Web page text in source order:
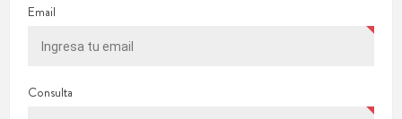
Email
Consulta